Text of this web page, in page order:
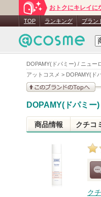
DOPAMY(ドパミー) / ニュー
アットコスメ > DOPAMY(ド
おトクにキレイに
TOP ランキング ブラン
DOPAMY(ドパミー)
商品情報 クチコ
ク